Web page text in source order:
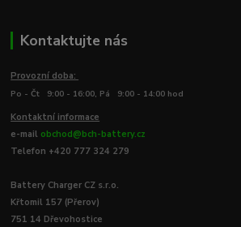
Kontaktujte nás
Provozní doba:
Po - Čt 9:00 - 16:00, Pá 9:00 - 14:00 hod
Kontaktní informace
e-mail obchod@bch-battery.cz
Telefon +420 777 324 279
Battery Charger CZ s.r.o.
Křtomil 157 (Přerov)
751 14 Dřevohostice